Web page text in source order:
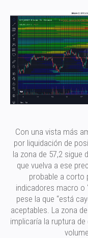
Con una vista más
por liquidación de
la zona de 57,2 sigue
que vuelva a ese
probable a corto
indicadores macro o
pese la que “está
aceptables. La zona
implicaría la ruptura